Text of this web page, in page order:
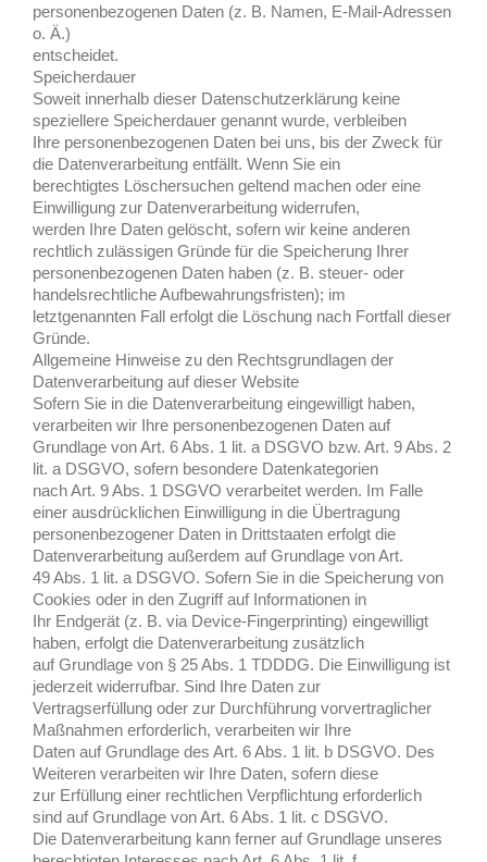
personenbezogenen Daten (z. B. Namen, E-Mail-Adressen
o. Ä.)
entscheidet.
Speicherdauer
Soweit innerhalb dieser Datenschutzerklärung keine
speziellere Speicherdauer genannt wurde, verbleiben
Ihre personenbezogenen Daten bei uns, bis der Zweck für
die Datenverarbeitung entfällt. Wenn Sie ein
berechtigtes Löschersuchen geltend machen oder eine
Einwilligung zur Datenverarbeitung widerrufen,
werden Ihre Daten gelöscht, sofern wir keine anderen
rechtlich zulässigen Gründe für die Speicherung Ihrer
personenbezogenen Daten haben (z. B. steuer- oder
handelsrechtliche Aufbewahrungsfristen); im
letztgenannten Fall erfolgt die Löschung nach Fortfall dieser
Gründe.
Allgemeine Hinweise zu den Rechtsgrundlagen der
Datenverarbeitung auf dieser Website
Sofern Sie in die Datenverarbeitung eingewilligt haben,
verarbeiten wir Ihre personenbezogenen Daten auf
Grundlage von Art. 6 Abs. 1 lit. a DSGVO bzw. Art. 9 Abs. 2
lit. a DSGVO, sofern besondere Datenkategorien
nach Art. 9 Abs. 1 DSGVO verarbeitet werden. Im Falle
einer ausdrücklichen Einwilligung in die Übertragung
personenbezogener Daten in Drittstaaten erfolgt die
Datenverarbeitung außerdem auf Grundlage von Art.
49 Abs. 1 lit. a DSGVO. Sofern Sie in die Speicherung von
Cookies oder in den Zugriff auf Informationen in
Ihr Endgerät (z. B. via Device-Fingerprinting) eingewilligt
haben, erfolgt die Datenverarbeitung zusätzlich
auf Grundlage von § 25 Abs. 1 TDDDG. Die Einwilligung ist
jederzeit widerrufbar. Sind Ihre Daten zur
Vertragserfüllung oder zur Durchführung vorvertraglicher
Maßnahmen erforderlich, verarbeiten wir Ihre
Daten auf Grundlage des Art. 6 Abs. 1 lit. b DSGVO. Des
Weiteren verarbeiten wir Ihre Daten, sofern diese
zur Erfüllung einer rechtlichen Verpflichtung erforderlich
sind auf Grundlage von Art. 6 Abs. 1 lit. c DSGVO.
Die Datenverarbeitung kann ferner auf Grundlage unseres